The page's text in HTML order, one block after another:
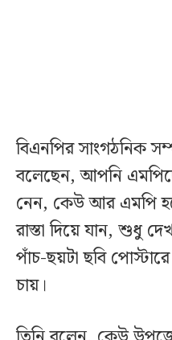
বিএনপির সাংগঠনিক
বলেছেন, আপনি
নেন, কেউ আর এমপি
রাস্তা দিয়ে যান, শুধু
পাঁচ-ছয়টা ছবি
চায়।